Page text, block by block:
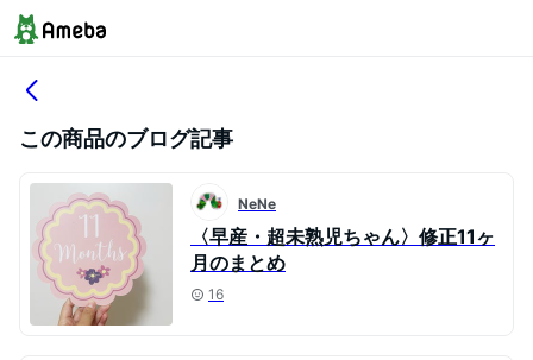
この商品のブログ記事
NeNe
〈早産・超未熟児ちゃん〉修正11ヶ
月のまとめ
16